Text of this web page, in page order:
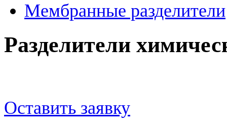
Мембранные разделители
Разделители
Оставить заявку